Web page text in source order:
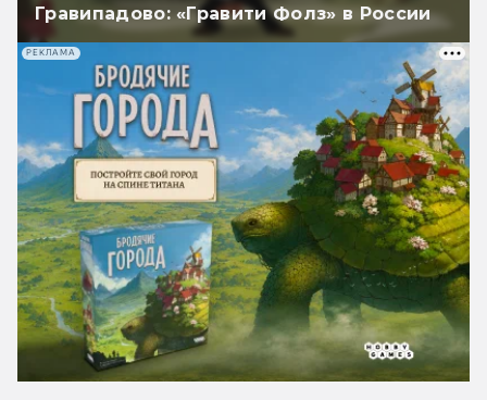
Гравипадово: «Гравити Фолз» в России
РЕКЛАМА